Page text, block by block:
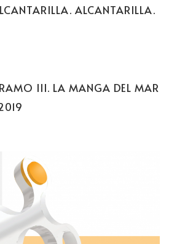
ALCANTARILLA.
III. LA MANGA DEL MAR